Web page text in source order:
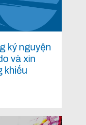
ký nguyện
và xin
khiếu